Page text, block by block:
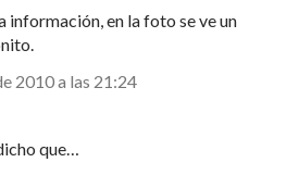
información, en la foto se ve un
2010 a las 21:24
que…